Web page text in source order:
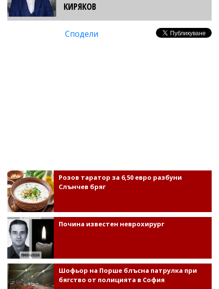
КИРЯКОВ
Сподели
Розов таратор за 6,50 евро разбуни
Слънчев бряг
Почина известен неврохирург
Шофьор на Порше блъсна патрулка при
бягство от полицията в София